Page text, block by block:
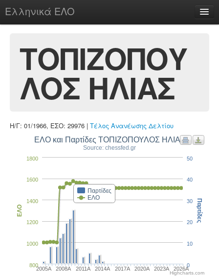
Ελληνικά ΕΛΟ
chesstu.be @ discord
Login
ΤΟΠΙΖΟΠΟΥ
ΛΟΣ ΗΛΙΑΣ
Η/Γ: 01/1966, ΕΣΟ: 29976 | Τέλος Ανανέωσης Δελτίου
ΕΛΟ και Παρτίδες ΤΟΠΙΖΟΠΟΥΛΟΣ ΗΛΙΑΣ
Source: chessfed.gr
Παρτίδες
ΕΛΟ
2005A 2008A 2011A 2014A 2017A 2020A 2023Α 2026A
800
1000
1200
1400
1600
1800
ΕΛΟ
0
10
20
30
40
50
Παρτίδες
Highcharts.com